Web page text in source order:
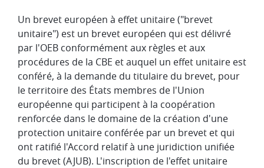
Un brevet européen à effet unitaire ("brevet
unitaire") est un brevet européen qui est délivré
par l'OEB conformément aux règles et aux
procédures de la CBE et auquel un effet unitaire est
conféré, à la demande du titulaire du brevet, pour
le territoire des États membres de l'Union
européenne qui participent à la coopération
renforcée dans le domaine de la création d'une
protection unitaire conférée par un brevet et qui
ont ratifié l'Accord relatif à une juridiction unifiée
du brevet (AJUB). L'inscription de l'effet unitaire